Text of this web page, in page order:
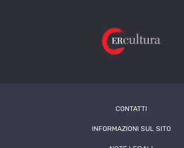
CONTATTI
INFORMAZIONI SUL SITO